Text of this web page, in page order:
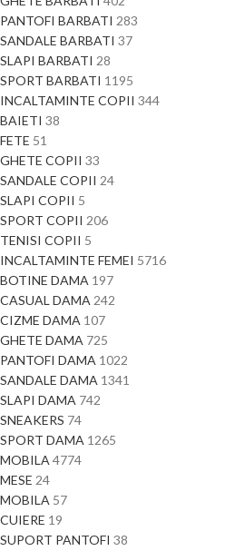
PANTOFI BARBATI 283
SANDALE BARBATI 37
SLAPI BARBATI 28
SPORT BARBATI 1195
INCALTAMINTE COPII 344
BAIETI 38
FETE 51
GHETE COPII 33
SANDALE COPII 24
SLAPI COPII 5
SPORT COPII 206
TENISI COPII 5
INCALTAMINTE FEMEI 5716
BOTINE DAMA 197
CASUAL DAMA 242
CIZME DAMA 107
GHETE DAMA 725
PANTOFI DAMA 1022
SANDALE DAMA 1341
SLAPI DAMA 742
SNEAKERS 74
SPORT DAMA 1265
MOBILA 4774
MESE 24
MOBILA 57
CUIERE 19
SUPORT PANTOFI 38